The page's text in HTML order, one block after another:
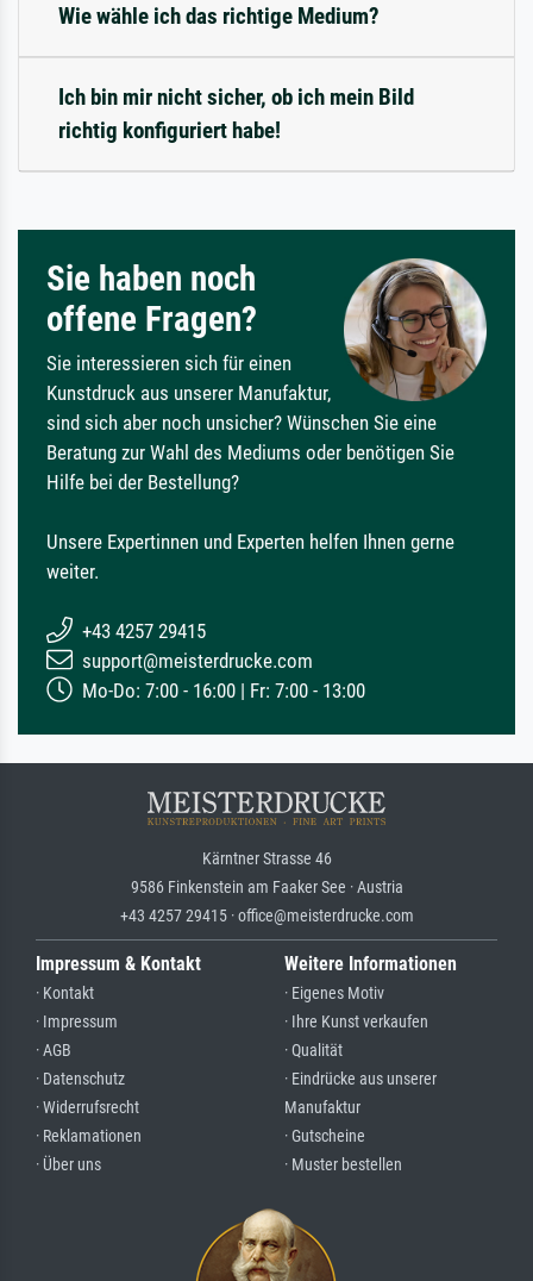
Wie wähle ich das richtige Medium?
Ich bin mir nicht sicher, ob ich mein Bild
richtig konfiguriert habe!
Sie haben noch
offene Fragen?
Sie interessieren sich für einen
Kunstdruck aus unserer Manufaktur,
sind sich aber noch unsicher? Wünschen Sie eine
Beratung zur Wahl des Mediums oder benötigen Sie
Hilfe bei der Bestellung?
Unsere Expertinnen und Experten helfen Ihnen gerne
weiter.
+43 4257 29415
support@meisterdrucke.com
Mo-Do: 7:00 - 16:00 | Fr: 7:00 - 13:00
Kärntner Strasse 46
9586 Finkenstein am Faaker See · Austria
+43 4257 29415 · office@meisterdrucke.com
Impressum & Kontakt
· Kontakt
· Impressum
· AGB
· Datenschutz
· Widerrufsrecht
· Reklamationen
· Über uns
Weitere Informationen
· Eigenes Motiv
· Ihre Kunst verkaufen
· Qualität
· Eindrücke aus unserer
Manufaktur
· Gutscheine
· Muster bestellen